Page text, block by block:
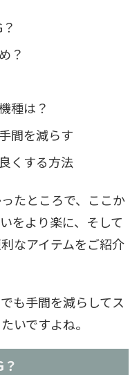
？
種は？
間を減らす
くする方法
たところで、ここか
をより楽に、そして
なアイテムをご紹介
も手間を減らしてス
いですよね。